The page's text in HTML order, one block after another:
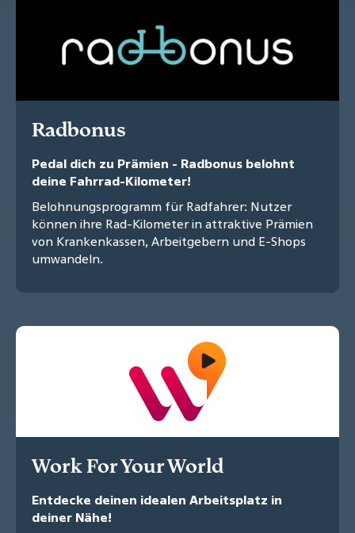
Radbonus
Pedal dich zu Prämien - Radbonus belohnt
deine Fahrrad-Kilometer!
Belohnungsprogramm für Radfahrer: Nutzer
können ihre Rad-Kilometer in attraktive Prämien
von Krankenkassen, Arbeitgebern und E-Shops
umwandeln.
Work For Your World
Entdecke deinen idealen Arbeitsplatz in
deiner Nähe!